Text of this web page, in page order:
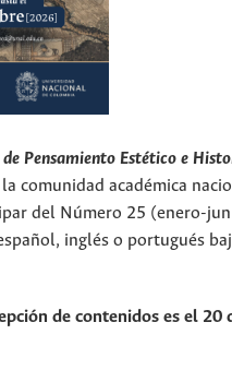
de Pensamiento Estético e
comunidad académica
del Número 25 (enero-
inglés o portugués
de contenidos es el 20